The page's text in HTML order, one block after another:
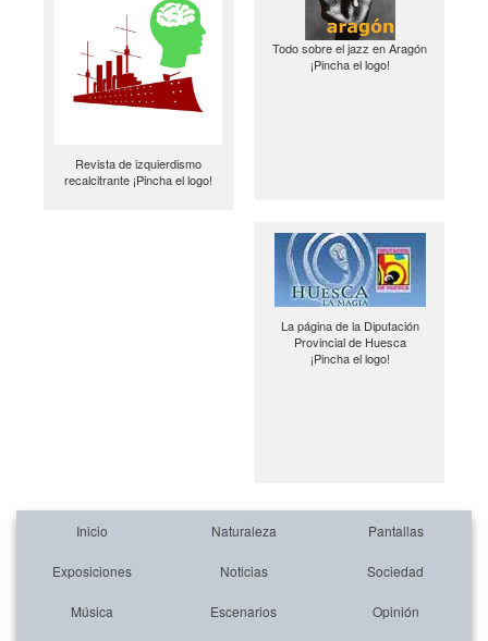
Revista de izquierdismo
recalcitrante ¡Pincha el logo!
Todo sobre el jazz en Aragón
¡Pincha el logo!
La página de la Diputación
Provincial de Huesca
¡Pincha el logo!
Inicio Naturaleza Pantallas
Exposiciones Noticias Sociedad
Música Escenarios Opinión